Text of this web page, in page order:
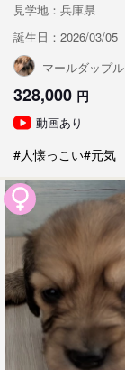
見学地：兵庫県
誕生日：2026/03/05
マールダップル
328,000 円
動画あり
#人懐っこい#元気